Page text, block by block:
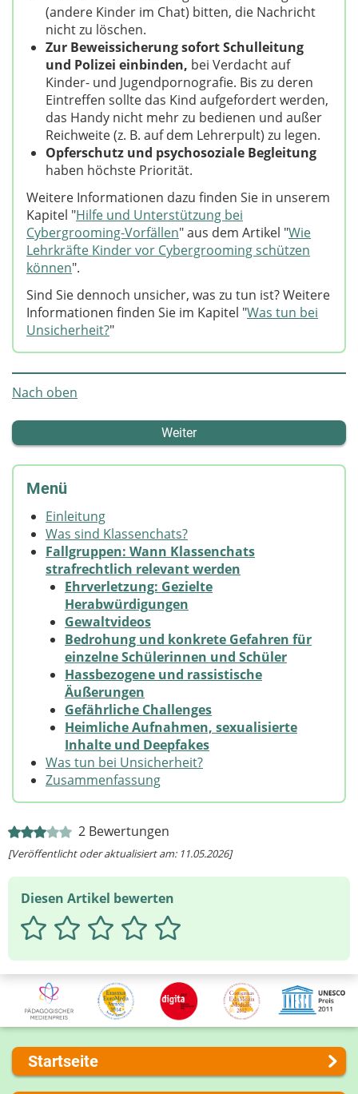
(andere Kinder im Chat) bitten, die Nachricht
nicht zu löschen.
Zur Beweissicherung sofort Schulleitung
und Polizei einbinden, bei Verdacht auf
Kinder- und Jugendpornografie. Bis zu deren
Eintreffen sollte das Kind aufgefordert werden,
das Handy nicht mehr zu bedienen und außer
Reichweite (z. B. auf dem Lehrerpult) zu legen.
Opferschutz und psychosoziale Begleitung
haben höchste Priorität.
Weitere Informationen dazu finden Sie in unserem
Kapitel "Hilfe und Unterstützung bei
Cybergrooming-Vorfällen" aus dem Artikel "Wie
Lehrkräfte Kinder vor Cybergrooming schützen
können".
Sind Sie dennoch unsicher, was zu tun ist? Weitere
Informationen finden Sie im Kapitel "Was tun bei
Unsicherheit?"
Nach oben
Weiter
2 Bewertungen
[Veröffentlicht oder aktualisiert am: 11.05.2026]
Diesen Artikel bewerten
Menü
Einleitung
Was sind Klassenchats?
Fallgruppen: Wann Klassenchats
strafrechtlich relevant werden
Ehrverletzung: Gezielte
Herabwürdigungen
Gewaltvideos
Bedrohung und konkrete Gefahren für
einzelne Schülerinnen und Schüler
Hassbezogene und rassistische
Äußerungen
Gefährliche Challenges
Heimliche Aufnahmen, sexualisierte
Inhalte und Deepfakes
Was tun bei Unsicherheit?
Zusammenfassung
Startseite